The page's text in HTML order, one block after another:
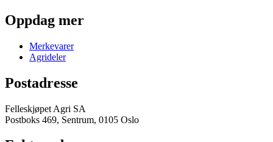
Oppdag mer
Merkevarer
Agrideler
Postadresse
Felleskjøpet Agri SA
Postboks 469, Sentrum, 0105 Oslo